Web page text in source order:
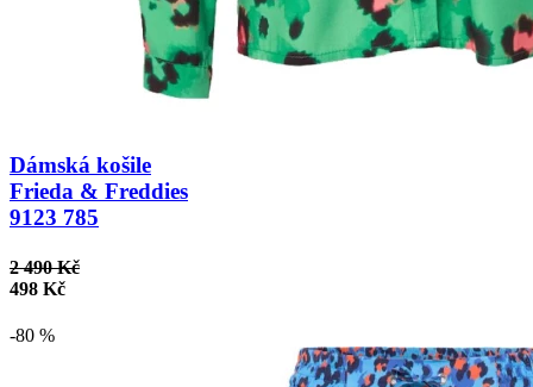
Dámská košile
Frieda & Freddies
9123 785
2 490 Kč
498 Kč
-80 %